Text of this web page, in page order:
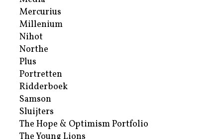
Mercurius
Millenium
Nihot
Northe
Plus
Portretten
Ridderboek
Samson
Sluijters
The Hope & Optimism Portfolio